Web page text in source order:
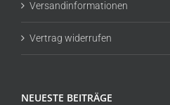
Versandinformationen
Vertrag widerrufen
NEUESTE BEITRÄGE